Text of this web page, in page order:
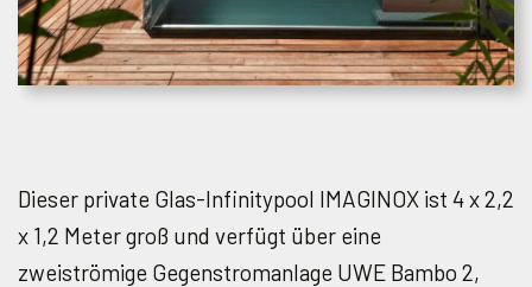
Dieser private Glas-Infinitypool IMAGINOX ist 4 x 2,2
x 1,2 Meter groß und verfügt über eine
zweiströmige Gegenstromanlage UWE Bambo 2,